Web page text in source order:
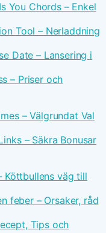
You Chords – Enkel
Tool – Nerladdning
Date – Lansering i
– Priser och
– Välgrundat Val
– Säkra Bonusar
Köttbullens väg till
feber – Orsaker, råd
Tips och